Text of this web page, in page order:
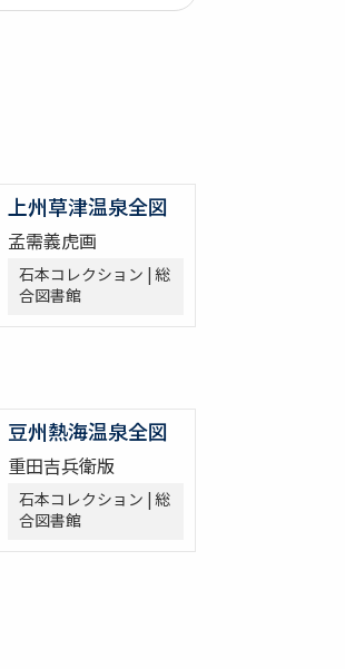
上州草津温泉全図
孟需義虎画
石本コレクション | 総
合図書館
豆州熱海温泉全図
重田吉兵衛版
石本コレクション | 総
合図書館